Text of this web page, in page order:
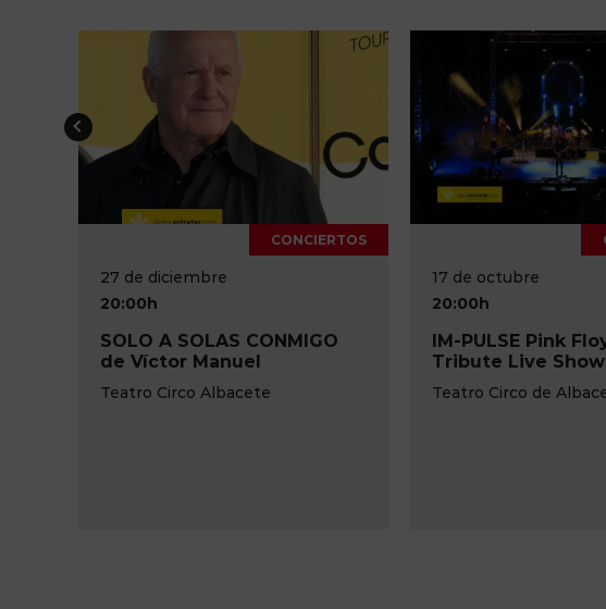
27 de diciembre
SOLO A SOLAS CONMIGO
de Víctor Manuel
Teatro Circo Albacete
CONCIERTOS
17 de octubre
IM-PULSE Pink Floyd
Tribute Live Show
Teatro Circo de Albacete
CONCIERTOS